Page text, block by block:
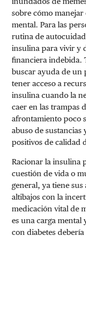
sobre cómo
mental. Para las
rutina de
insulina para vivir y
financiera indebida.
buscar ayuda de un
tener acceso a
insulina cuando la
caer en las trampas
afrontamiento poco
abuso de sustancias
positivos de calidad
Racionar la insulina
cuestión de vida o
general, ya tiene
altibajos con la
medicación vital de
es una carga
con diabetes